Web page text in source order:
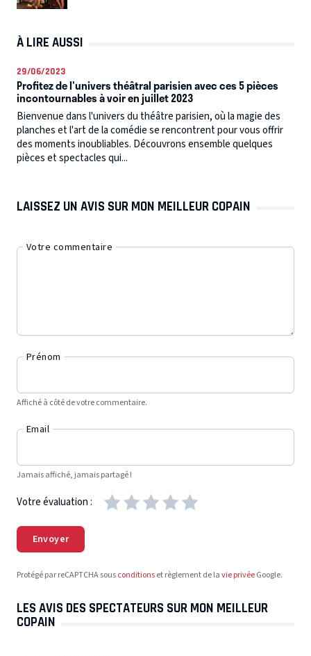
À LIRE AUSSI
29/06/2023
Profitez de l'univers théâtral parisien avec ces 5 pièces
incontournables à voir en juillet 2023
Bienvenue dans l'univers du théâtre parisien, où la magie des
planches et l'art de la comédie se rencontrent pour vous offrir
des moments inoubliables. Découvrons ensemble quelques
pièces et spectacles qui...
LAISSEZ UN AVIS SUR MON MEILLEUR COPAIN
Votre commentaire
Prénom
Affiché à côté de votre commentaire.
Email
Jamais affiché, jamais partagé !
Votre évaluation :
Envoyer
Protégé par reCAPTCHA sousconditionset règlement de lavie privéeGoogle.
LES AVIS DES SPECTATEURS SUR MON MEILLEUR
COPAIN